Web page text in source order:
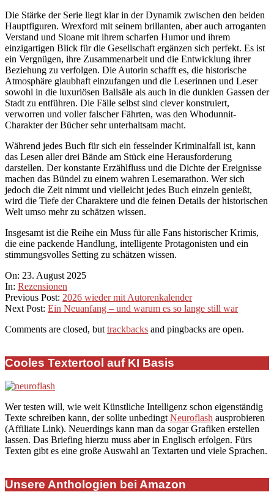
Die Stärke der Serie liegt klar in der Dynamik zwischen den beiden
Hauptfiguren. Wrexford mit seinem brillanten, aber auch arroganten
Verstand und Sloane mit ihrem scharfen Humor und ihrem
einzigartigen Blick für die Gesellschaft ergänzen sich perfekt. Es ist
ein Vergnügen, ihre Zusammenarbeit und die Entwicklung ihrer
Beziehung zu verfolgen. Die Autorin schafft es, die historische
Atmosphäre glaubhaft einzufangen und die Leserinnen und Leser
sowohl in die luxuriösen Ballsäle als auch in die dunklen Gassen der
Stadt zu entführen. Die Fälle selbst sind clever konstruiert,
verworren und voller falscher Fährten, was den Whodunnit-
Charakter der Bücher sehr unterhaltsam macht.
Während jedes Buch für sich ein fesselnder Kriminalfall ist, kann
das Lesen aller drei Bände am Stück eine Herausforderung
darstellen. Der konstante Erzählfluss und die Dichte der Ereignisse
machen das Bündel zu einem wahren Lesemarathon. Wer sich
jedoch die Zeit nimmt und vielleicht jedes Buch einzeln genießt,
wird die Tiefe der Charaktere und die feinen Details der historischen
Welt umso mehr zu schätzen wissen.
Insgesamt ist die Reihe ein Muss für alle Fans historischer Krimis,
die eine packende Handlung, intelligente Protagonisten und ein
stimmungsvolles Setting zu schätzen wissen.
2025-
08-
23
On: 23. August 2025
In: Rezensionen
Previous Post: 2026 wieder mit Autorenkalender
Next Post: Ein Neuanfang – und warum es so lange still war
Comments are closed, but trackbacks and pingbacks are open.
Cooles Textertool auf KI Basis
Wer testen will, wie weit Künstliche Intelligenz schon eigenständig
Texte schreiben kann, der sollte unbedingt Neuroflash ausprobieren
(Affiliate Link). Neuerdings kann man da sogar Grafiken erstellen
lassen. Das Briefing hierzu muss aber in Englisch erfolgen. Fürs
Texten gibt es eine große Auswahl an Textarten und viele Sprachen.
Unsere Anthologien bei Amazon